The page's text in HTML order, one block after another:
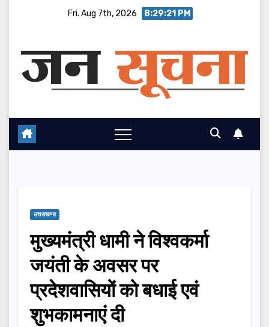
Fri. Aug 7th, 2026 8:29:22 PM
उत्तराखण्ड
मुख्यमंत्री धामी ने विश्वकर्मा
जयंती के अवसर पर
प्रदेशवासियों को बधाई एवं
शुभकामनाएं दी